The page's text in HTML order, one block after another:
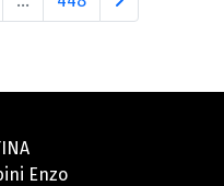
Enzo